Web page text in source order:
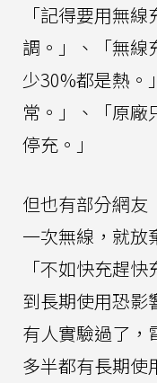
「記得要用無
調。」、「無線
少30%都是熱。
常。」、「原廠
停充。」
但也有部分網友
一次無線，就放
「不如快充趕
到長期使用恐影
有人實驗過了，
多半都有長期使